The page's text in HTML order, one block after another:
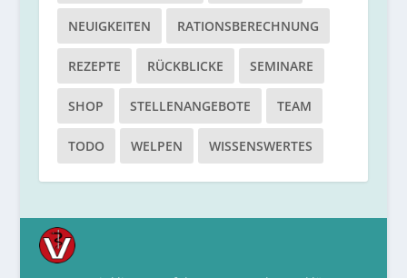
NEUIGKEITEN RATIONSBERECHNUNG
REZEPTE RÜCKBLICKE SEMINARE
SHOP STELLENANGEBOTE TEAM
TODO WELPEN WISSENSWERTES